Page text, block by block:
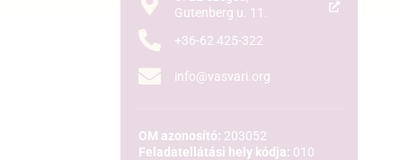
Gutenberg u. 11.
+36-62 425-322
info@vasvari.org
OM azonosító: 203052
Feladatellátási hely kódja: 010